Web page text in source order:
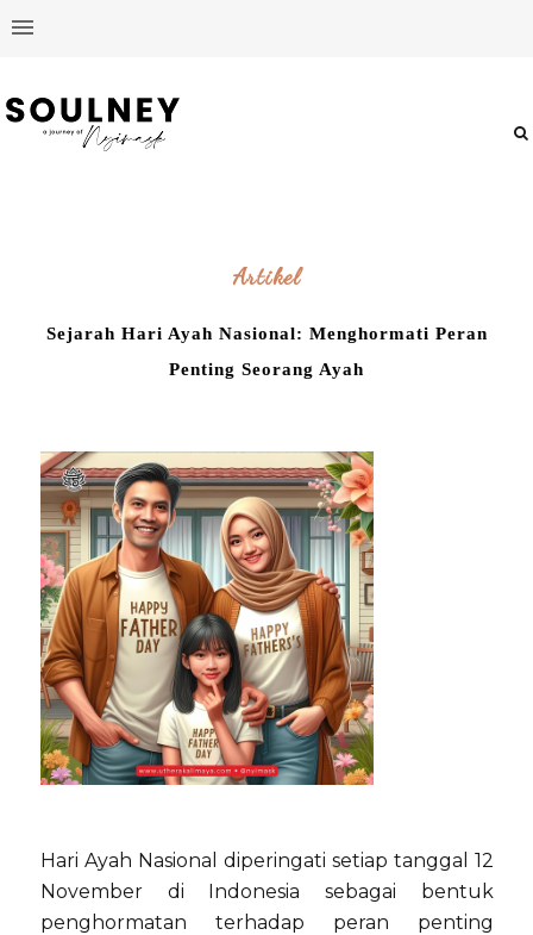
Artikel
Sejarah Hari Ayah Nasional: Menghormati Peran
Penting Seorang Ayah
Hari Ayah Nasional diperingati setiap tanggal 12
November di Indonesia sebagai bentuk
penghormatan terhadap peran penting